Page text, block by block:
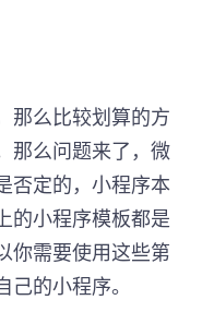
那么比较划算的方
那么问题来了，微
否定的，小程序本
的小程序模板都是
你需要使用这些第
的小程序。